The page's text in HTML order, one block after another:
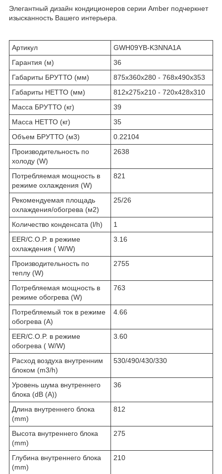
Элегантный дизайн кондиционеров серии Amber подчеркнет
изысканность Вашего интерьера.
Артикул
GWH09YB-K3NNA1A
Гарантия (м)
36
Габариты БРУТТО (мм)
875х360х280 - 768х490х353
Габариты НЕТТО (мм)
812х275х210 - 720х428х310
Масса БРУТТО (кг)
39
Масса НЕТТО (кг)
35
Объем БРУТТО (м3)
0.22104
Производительность по
холоду (W)
2638
Потребляемая мощность в
режиме охлаждения (W)
821
Рекомендуемая площадь
охлаждения/обогрева (м2)
25/26
Количество конденсата (l/h)
1
EER/C.O.P. в режиме
охлаждения ( W/W)
3.16
Производительность по
теплу (W)
2755
Потребляемая мощность в
режиме обогрева (W)
763
Потребляемый ток в режиме
обогрева (A)
4.66
EER/C.O.P. в режиме
обогрева ( W/W)
3.60
Расход воздуха внутренним
блоком (m3/h)
530/490/430/330
Уровень шума внутреннего
блока (dB (A))
36
Длина внутреннего блока
(mm)
812
Высота внутреннего блока
(mm)
275
Глубина внутреннего блока
(mm)
210